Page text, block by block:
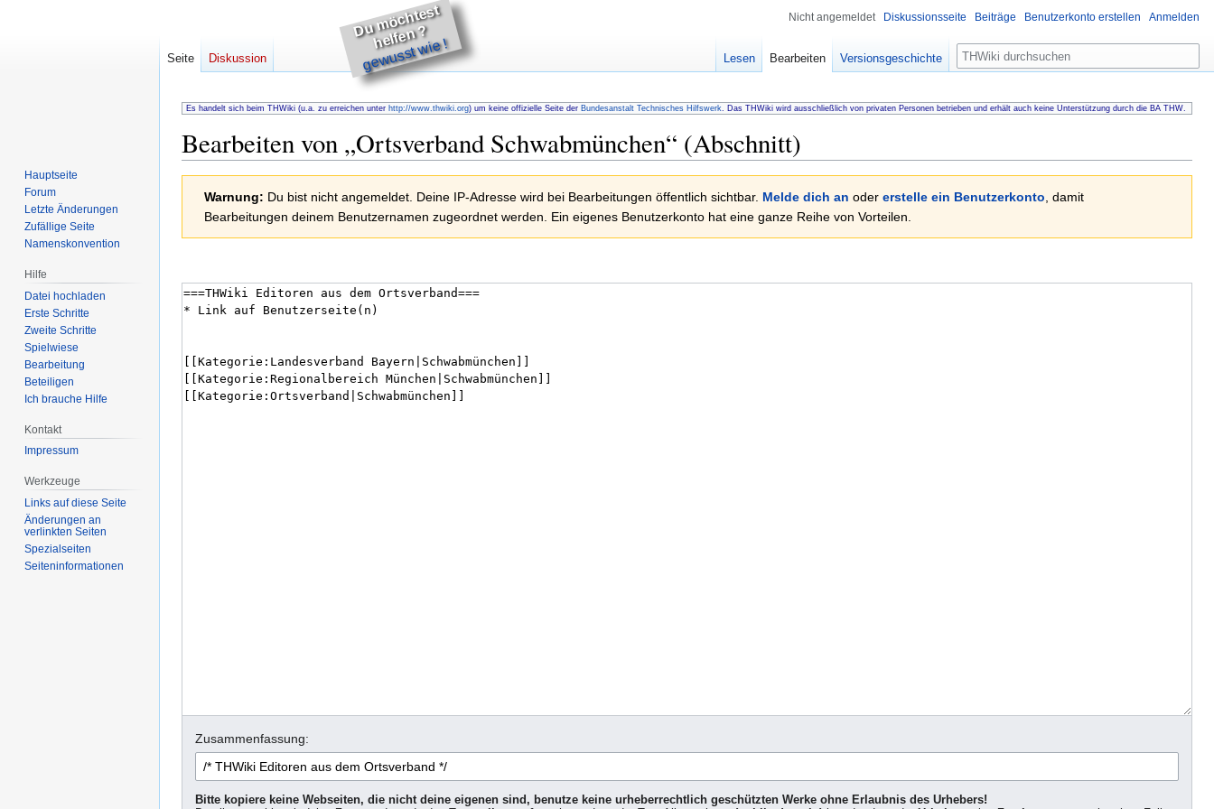
D
u
m
ö
c
ht
e
st
h
elf
e
n
?
gewusst wie !
Es handelt sich beim THWiki (u.a. zu erreichen unter http://www.thwiki.org) um keine offizielle Seite der Bundesanstalt Technisches Hilfswerk . Das THWiki wird ausschließlich von privaten Personen betrieben und erhält auch keine Unterstützung durch die BA THW.
Bearbeiten von „Ortsverband Schwabmünchen“ (Abschnitt)
Navigation
springen
Suche
springen
Warnung: Du bist nicht angemeldet. Deine IP-Adresse wird bei Bearbeitungen öffentlich sichtbar. Melde dich an oder erstelle ein Benutzerkonto , damit
Bearbeitungen deinem Benutzernamen zugeordnet werden. Ein eigenes Benutzerkonto hat eine ganze Reihe von Vorteilen.
Zusammenfassung:
Bitte kopiere keine Webseiten, die nicht deine eigenen sind, benutze keine urheberrechtlich geschützten Werke ohne Erlaubnis des Urhebers!
Nicht angemeldet Diskussionsseite Beiträge Benutzerkonto erstellen Anmelden
Seite Diskussion Lesen Bearbeiten Versionsgeschichte Suche
Hauptseite
Forum
Letzte Änderungen
Zufällige Seite
Namenskonvention
Hilfe
Datei hochladen
Erste Schritte
Zweite Schritte
Spielwiese
Bearbeitung
Beteiligen
Ich brauche Hilfe
Kontakt
Impressum
Werkzeuge
Links auf diese Seite
Änderungen an
verlinkten Seiten
Spezialseiten
Seiten­informationen